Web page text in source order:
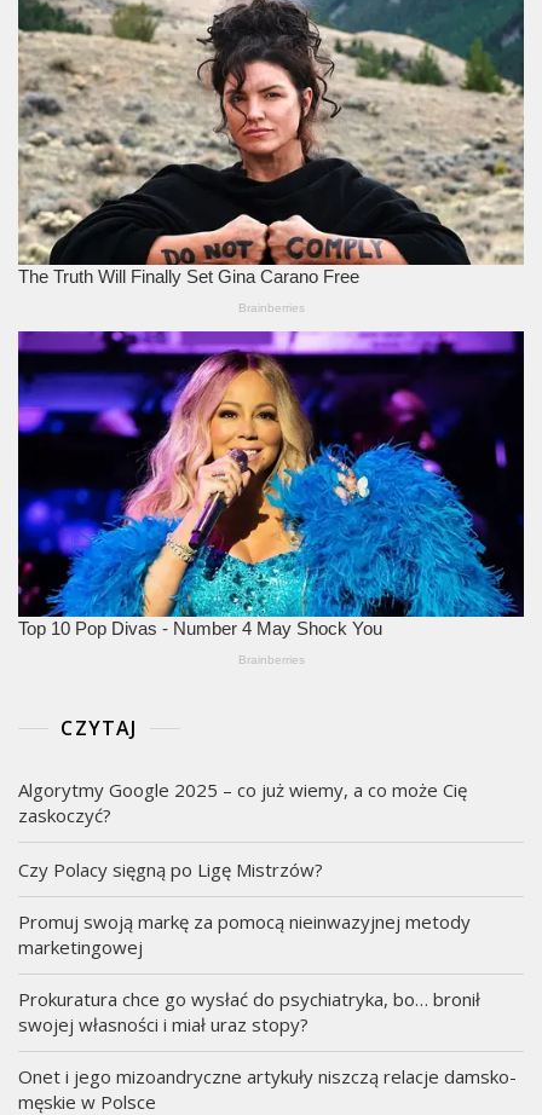
CZYTAJ
Algorytmy Google 2025 – co już wiemy, a co może Cię
zaskoczyć?
Czy Polacy sięgną po Ligę Mistrzów?
Promuj swoją markę za pomocą nieinwazyjnej metody
marketingowej
Prokuratura chce go wysłać do psychiatryka, bo… bronił
swojej własności i miał uraz stopy?
Onet i jego mizoandryczne artykuły niszczą relacje damsko-
męskie w Polsce